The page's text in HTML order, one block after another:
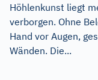
Höhlenkunst liegt
verborgen. Ohne
Hand vor Augen,
Wänden. Die...